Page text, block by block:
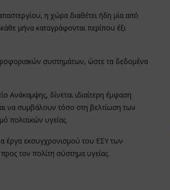
η χώρα διαθέτει ήδη μία από
μήνα καταγράφονται περίπου έξι
συστημάτων, ώστε τα δεδομένα
δίνεται ιδιαίτερη έμφαση
να συμβάλουν τόσο στη βελτίωση των
πολιτικών υγείας.
έργα εκσυγχρονισμού του ΕΣΥ των
τον πολίτη σύστημα υγείας.